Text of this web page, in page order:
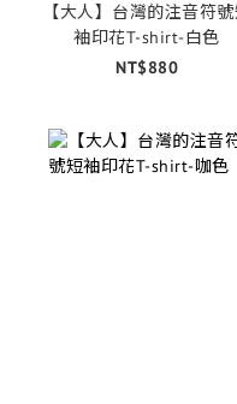
【大人】台灣的注音符
袖印花T-shirt-白色
NT$880